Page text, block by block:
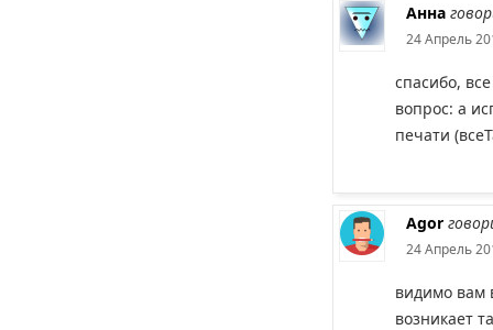
Анна
24 Апрель
спасибо,
вопрос: а
печати
Agor
24 Апрель
видимо вам
возникает